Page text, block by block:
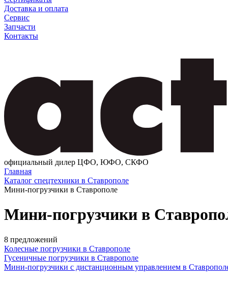
Доставка и оплата
Сервис
Запчасти
Контакты
официальный дилер ЦФО, ЮФО, СКФО
Главная
Каталог спецтехники в Ставрополе
Мини-погрузчики в Ставрополе
Мини-погрузчики в
8 предложений
Колесные погрузчики в Ставрополе
Гусеничные погрузчики в Ставрополе
Мини-погрузчики с дистанционным управлением в